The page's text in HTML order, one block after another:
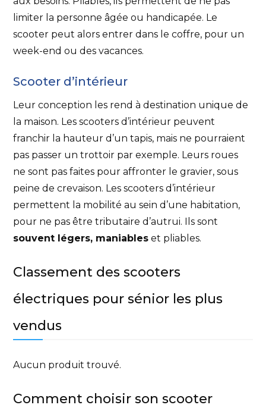
limiter la personne âgée ou handicapée. Le
scooter peut alors entrer dans le coffre, pour un
week-end ou des vacances.
Scooter d’intérieur
Leur conception les rend à destination unique de
la maison. Les scooters d’intérieur peuvent
franchir la hauteur d’un tapis, mais ne pourraient
pas passer un trottoir par exemple. Leurs roues
ne sont pas faites pour affronter le gravier, sous
peine de crevaison. Les scooters d’intérieur
permettent la mobilité au sein d’une habitation,
pour ne pas être tributaire d’autrui. Ils sont
souvent légers, maniables et pliables.
Classement des scooters
électriques pour sénior les plus
vendus
Aucun produit trouvé.
Comment choisir son scooter